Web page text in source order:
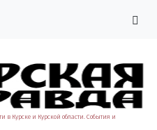
в Курске и Курской области. События и